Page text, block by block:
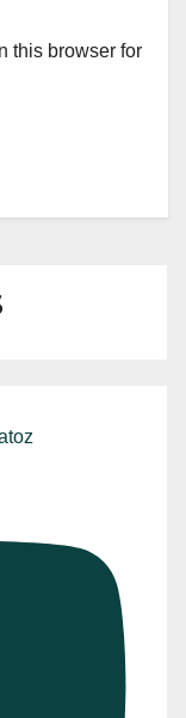
this browser for